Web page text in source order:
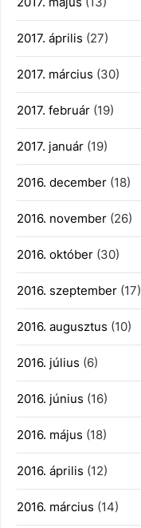
2017. április (27)
2017. március (30)
2017. február (19)
2017. január (19)
2016. december (18)
2016. november (26)
2016. október (30)
2016. szeptember (17)
2016. augusztus (10)
2016. július (6)
2016. június (16)
2016. május (18)
2016. április (12)
2016. március (14)